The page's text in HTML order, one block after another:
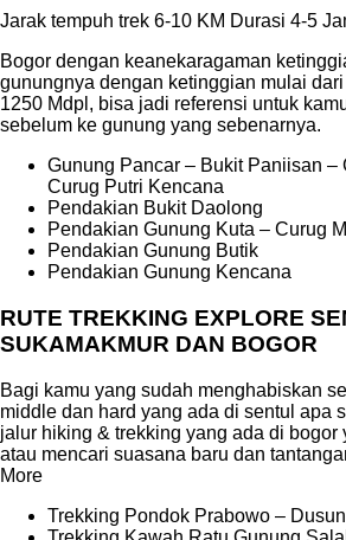
Jarak tempuh trek 6-10 KM Durasi 4-5
Bogor dengan keanekaragaman
gunungnya dengan ketinggian mulai
1250 Mdpl, bisa jadi referensi untuk
sebelum ke gunung yang sebenarnya.
Gunung Pancar – Bukit Paniisan –
Curug Putri Kencana
Pendakian Bukit Daolong
Pendakian Gunung Kuta – Curug
Pendakian Gunung Butik
Pendakian Gunung Kencana
RUTE TREKKING EXPLORE
SUKAMAKMUR DAN BOGOR
Bagi kamu yang sudah menghabiskan
middle dan hard yang ada di sentul apa
jalur hiking & trekking yang ada di bogor
atau mencari suasana baru dan
More
Trekking Pondok Prabowo –